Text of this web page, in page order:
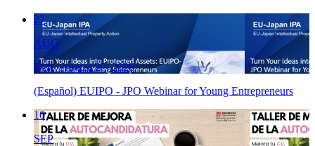
27
AUG
Date: August 27, 2026
(Español) EUIPO - JPO Webinar for Young Entrepreneurs
10
SEP